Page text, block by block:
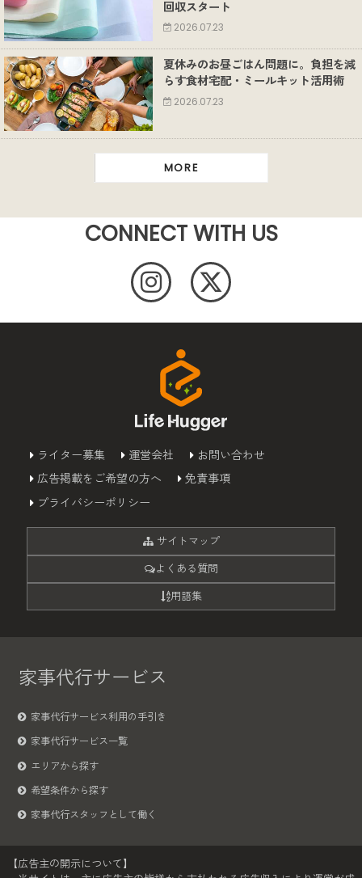
回収スタート
2026.07.23
夏休みのお昼ごはん問題に。負担を減
らす食材宅配・ミールキット活用術
2026.07.23
MORE
CONNECT WITH US
ライター募集 運営会社
お問い合わせ
広告掲載をご希望の方へ
免責事項
プライバシーポリシー
サイトマップ
よくある質問
用語集
家事代行サービス
家事代行サービス利用の手引き
家事代行サービス一覧
エリアから探す
希望条件から探す
家事代行スタッフとして働く
【広告主の開示について】